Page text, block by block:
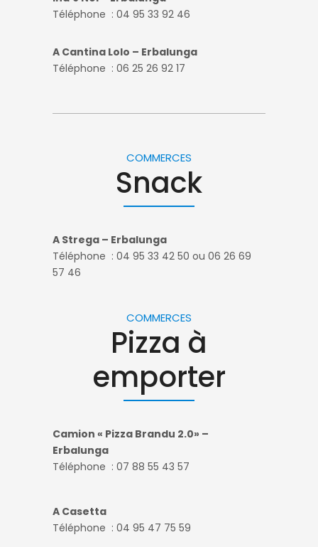
Téléphone : 04 95 33 92 46
A Cantina Lolo – Erbalunga
Téléphone : 06 25 26 92 17
COMMERCES
Snack
A Strega – Erbalunga
Téléphone : 04 95 33 42 50 ou 06 26 69
57 46
COMMERCES
Pizza à
emporter
Camion « Pizza Brandu 2.0» –
Erbalunga
Téléphone : 07 88 55 43 57
A Casetta
Téléphone : 04 95 47 75 59